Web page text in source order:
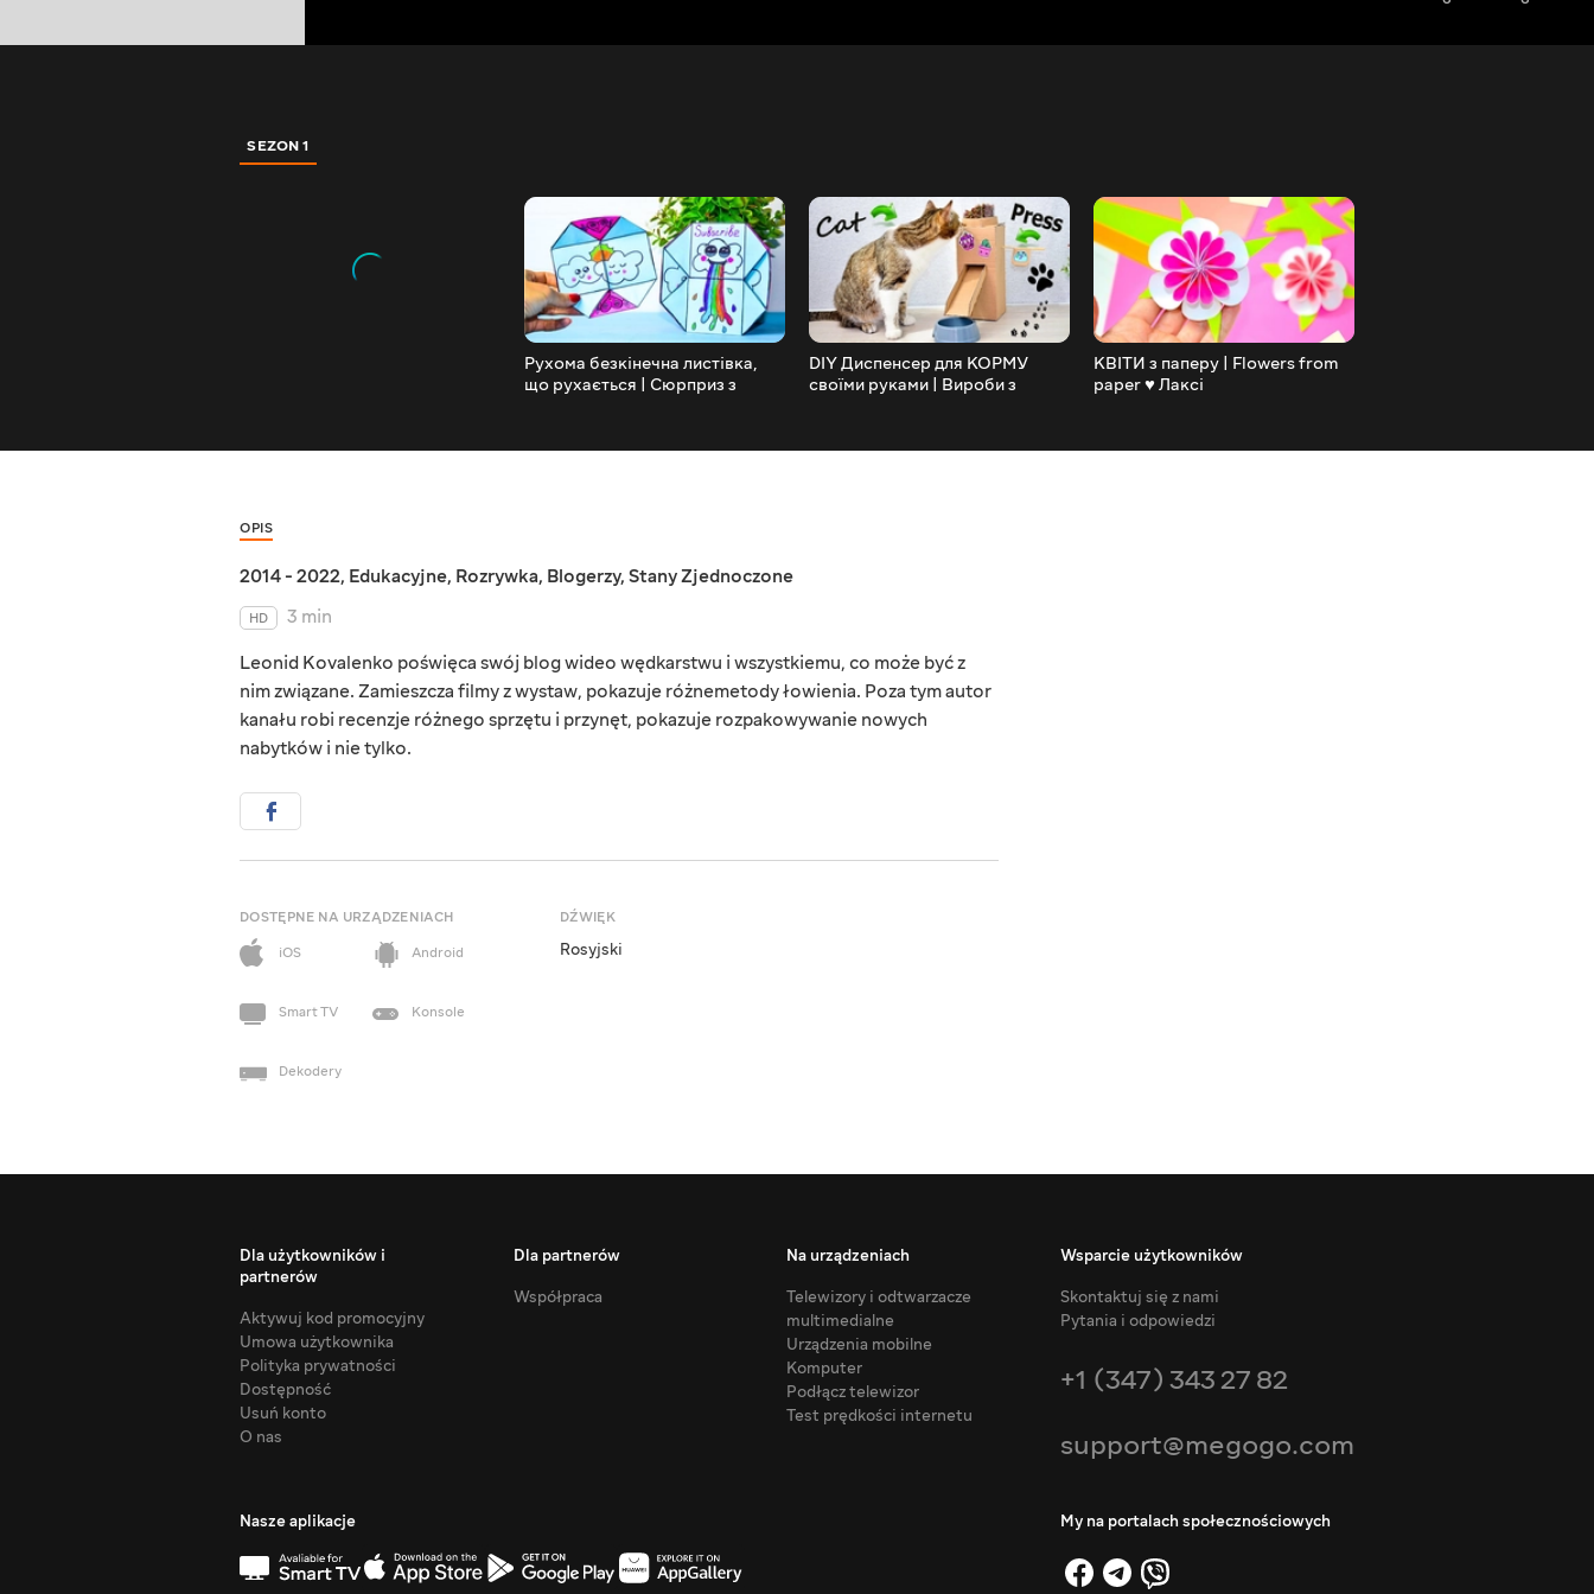
SEZON 1
Рухома безкінечна листівка,
що рухається | Сюрприз з
DIY Диспенсер для КОРМУ
своїми руками | Вироби з
КВІТИ з паперу | Flowers from
paper ♥ Лаксі
OPIS
2014 - 2022, Edukacyjne, Rozrywka, Blogerzy, Stany Zjednoczone
HD
3 min
Leonid Kovalenko poświęca swój blog wideo wędkarstwu i wszystkiemu, co może być z
nim związane. Zamieszcza filmy z wystaw, pokazuje różnemetody łowienia. Poza tym autor
kanału robi recenzje różnego sprzętu i przynęt, pokazuje rozpakowywanie nowych
nabytków i nie tylko.
DOSTĘPNE NA URZĄDZENIACH
iOS
Android
Smart TV Konsole
Dekodery
DŹWIĘK
Rosyjski
Dla użytkowników i
partnerów
Aktywuj kod promocyjny
Umowa użytkownika
Polityka prywatności
Dostępność
Usuń konto
O nas
Dla partnerów
Współpraca
Na urządzeniach
Telewizory i odtwarzacze
multimedialne
Urządzenia mobilne
Komputer
Podłącz telewizor
Test prędkości internetu
Wsparcie użytkowników
Skontaktuj się z nami
Pytania i odpowiedzi
+1 (347) 343 27 82
support@megogo.com
Nasze aplikacje My na portalach społecznościowych